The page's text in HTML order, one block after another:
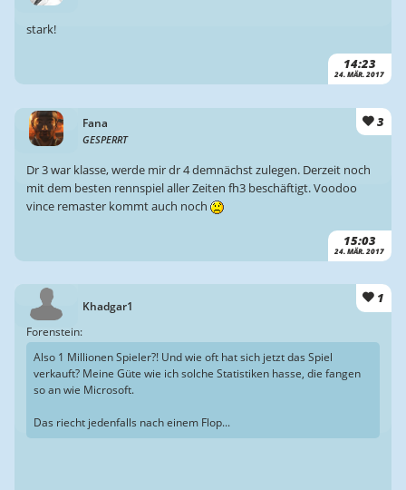
14:23
24. MÄR. 2017
stark!
Fana
GESPERRT
3
15:03
24. MÄR. 2017
Dr 3 war klasse, werde mir dr 4 demnächst zulegen. Derzeit noch
mit dem besten rennspiel aller Zeiten fh3 beschäftigt. Voodoo
vince remaster kommt auch noch
Khadgar1 1
Forenstein:
Also 1 Millionen Spieler?! Und wie oft hat sich jetzt das Spiel
verkauft? Meine Güte wie ich solche Statistiken hasse, die fangen
so an wie Microsoft.
Das riecht jedenfalls nach einem Flop...